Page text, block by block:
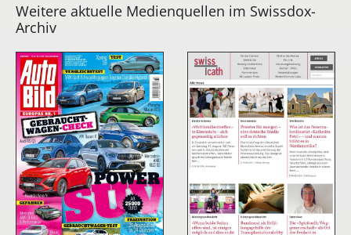
Weitere aktuelle Medienquellen im Swissdox-
Archiv